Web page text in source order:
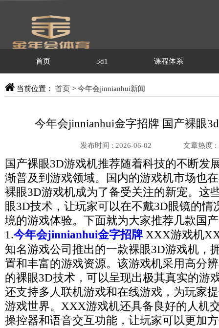
首页 3d1 课程体系
当前位置： 首页 > 今年会jinnianhui新闻
今年会jinnianhui金字招牌 国产裸眼
发布时间 : 2026-06-02 文章热度 :
国产裸眼3D游戏机推荐随着科技的不断发
渐普及到游戏领域。国内的游戏机市场也
裸眼3D游戏机成为了备受关注的新宠。这
眼3D技术，让玩家可以在不戴3D眼镜的情
境的游戏体验。下面就为大家推荐几款国
1.今年会jinnianhui金字招牌 XXX游戏机
知名游戏公司推出的一款裸眼3D游戏机，
置和丰富的游戏资源。该游戏机采用高分
的裸眼3D技术，可以呈现出极其真实的游
还支持多人联机游戏和在线游戏，为玩家
游戏世界。XXX游戏机还具备良好的人机
操控器和语音交互功能，让玩家可以更加